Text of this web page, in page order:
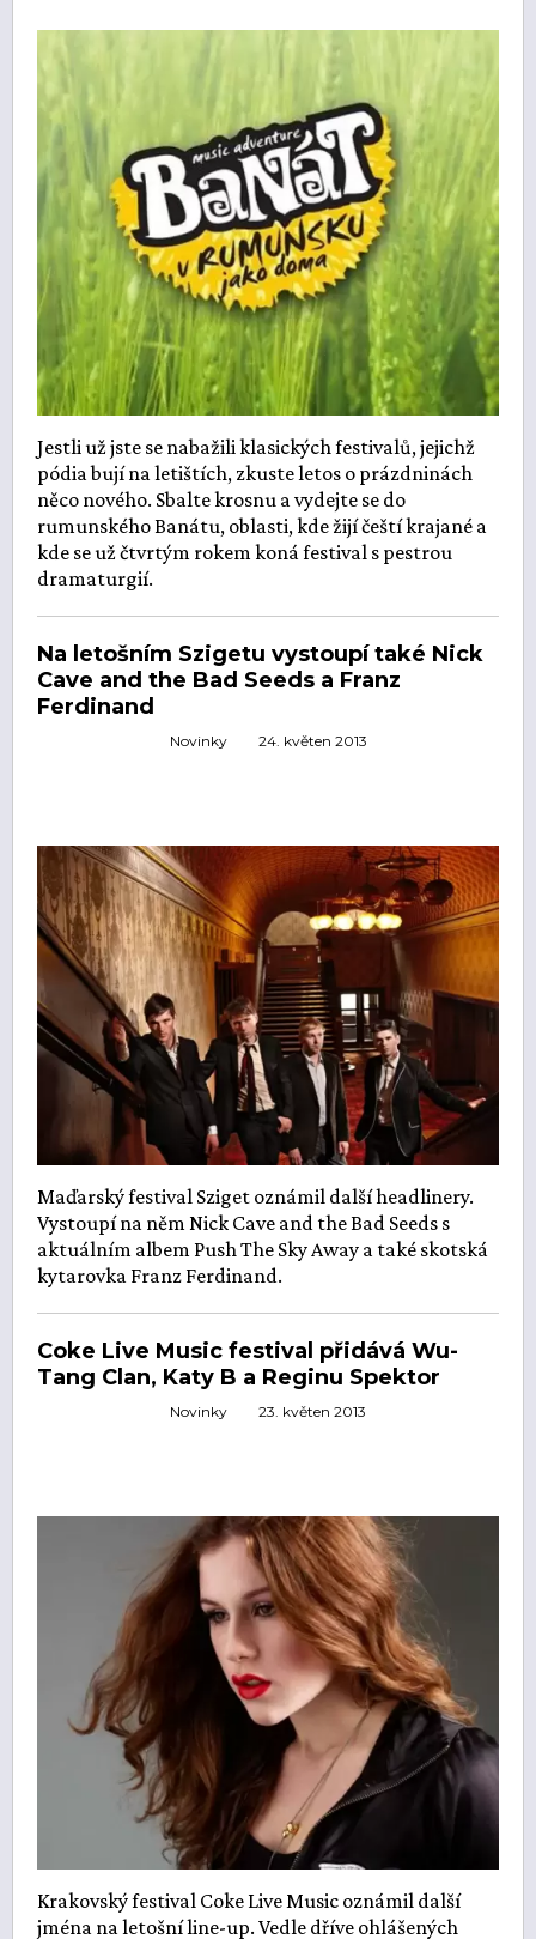
Jestli už jste se nabažili klasických festivalů, jejichž
pódia bují na letištích, zkuste letos o prázdninách
něco nového. Sbalte krosnu a vydejte se do
rumunského Banátu, oblasti, kde žijí čeští krajané a
kde se už čtvrtým rokem koná festival s pestrou
dramaturgií.
Na letošním Szigetu vystoupí také Nick
Cave and the Bad Seeds a Franz
Ferdinand
Novinky 24. květen 2013
Maďarský festival Sziget oznámil další headlinery.
Vystoupí na něm Nick Cave and the Bad Seeds s
aktuálním albem Push The Sky Away a také skotská
kytarovka Franz Ferdinand.
Coke Live Music festival přidává Wu-
Tang Clan, Katy B a Reginu Spektor
Novinky 23. květen 2013
Krakovský festival Coke Live Music oznámil další
jména na letošní line-up. Vedle dříve ohlášených